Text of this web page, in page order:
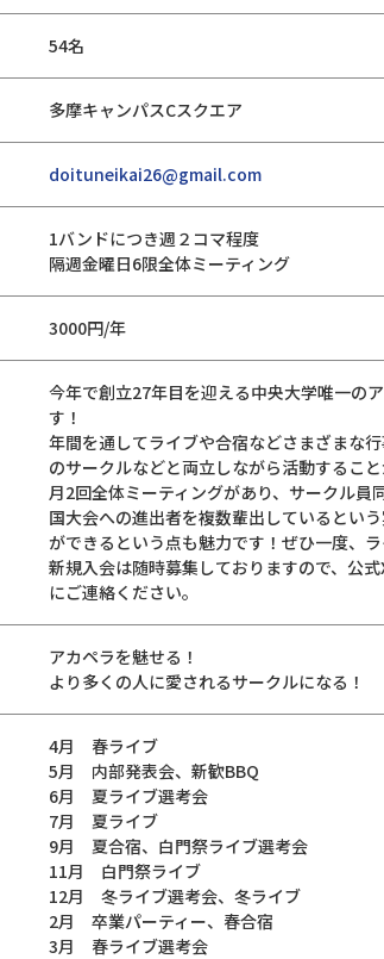
54名
多摩キャンパスCスクエア
doituneikai26@gmail.com
1バンドにつき週２コマ程度
隔週金曜日6限全体ミーティング
3000円/年
今年で創立27年目を迎える中央大学唯一
す！
年間を通してライブや合宿などさまざまな
のサークルなどと両立しながら活動するこ
月2回全体ミーティングがあり、サークル員
国大会への進出者を複数輩出しているとい
ができるという点も魅力です！ぜひ一度、
新規入会は随時募集しておりますので、公
にご連絡ください。
アカペラを魅せる！
より多くの人に愛されるサークルになる！
4月 春ライブ
5月 内部発表会、新歓BBQ
6月 夏ライブ選考会
7月 夏ライブ
9月 夏合宿、白門祭ライブ選考会
11月 白門祭ライブ
12月 冬ライブ選考会、冬ライブ
2月 卒業パーティー、春合宿
3月 春ライブ選考会